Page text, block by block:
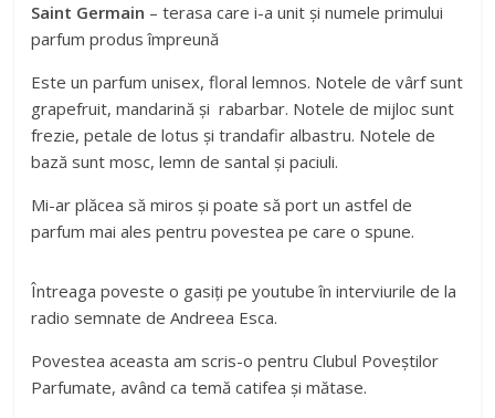
Saint Germain – terasa care i-a unit și numele primului
parfum produs împreună
Este un parfum unisex, floral lemnos. Notele de vârf sunt
grapefruit, mandarină și rabarbar. Notele de mijloc sunt
frezie, petale de lotus și trandafir albastru. Notele de
bază sunt mosc, lemn de santal și paciuli.
Mi-ar plăcea să miros și poate să port un astfel de
parfum mai ales pentru povestea pe care o spune.
Întreaga poveste o gasiți pe youtube în interviurile de la
radio semnate de Andreea Esca.
Povestea aceasta am scris-o pentru Clubul Poveștilor
Parfumate, având ca temă catifea și mătase.